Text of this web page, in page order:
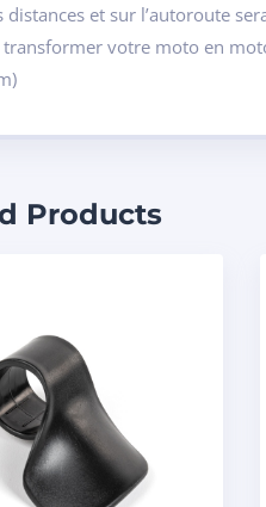
distances et sur l’autoroute
votre moto en
Products